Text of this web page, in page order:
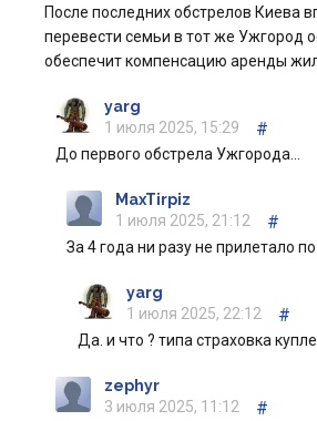
После последних обстрелов Киева
перевести семьи в тот же Ужгород
обеспечит компенсацию аренды
yarg
1 июля 2025, 15:29
#
До первого обстрела Ужгорода…
MaxTirpiz
1 июля 2025, 21:12
#
За 4 года ни разу не прилетало
yarg
1 июля 2025, 22:12
#
Да. и что ? типа страховка
zephyr
3 июля 2025, 11:12
#